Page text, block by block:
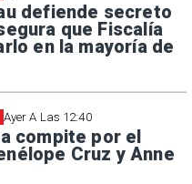
defiende secreto
que Fiscalía
en la mayoría de
Ayer A Las 12:40
compite por el
Cruz y Anne